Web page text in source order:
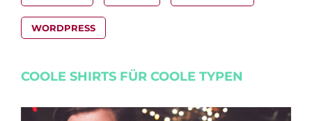
WORDPRESS
COOLE SHIRTS FÜR COOLE TYPEN